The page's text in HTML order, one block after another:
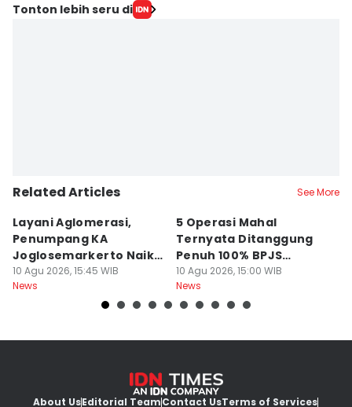
Tonton lebih seru di
Related Articles See More
Layani Aglomerasi,
Penumpang KA
Joglosemarkerto Naik
10,29 Persen
10 Agu 2026, 15:45 WIB
News
5 Operasi Mahal
Ternyata Ditanggung
Penuh 100% BPJS
Kesehatan, Termasuk
Pasang Ring Jantung
10 Agu 2026, 15:00 WIB
News
About UsEditorial TeamContact UsTerms of Services